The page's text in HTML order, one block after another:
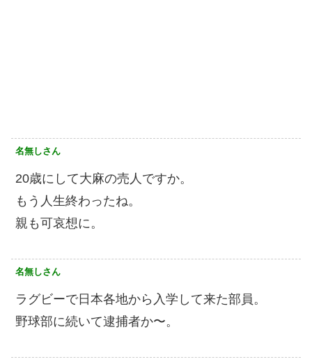
名無しさん
20歳にして大麻の売人ですか。
もう人生終わったね。
親も可哀想に。
名無しさん
ラグビーで日本各地から入学して来た部員。
野球部に続いて逮捕者か〜。